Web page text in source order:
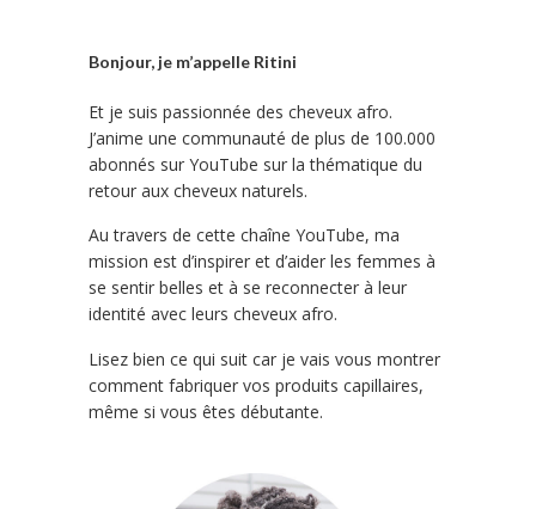
Bonjour, je m’appelle Ritini
Et je suis passionnée des cheveux afro.
J’anime une communauté de plus de 100.000
abonnés sur YouTube sur la thématique du
retour aux cheveux naturels.
Au travers de cette chaîne YouTube, ma
mission est d’inspirer et d’aider les femmes à
se sentir belles et à se reconnecter à leur
identité avec leurs cheveux afro.
Lisez bien ce qui suit car je vais vous montrer
comment fabriquer vos produits capillaires,
même si vous êtes débutante.